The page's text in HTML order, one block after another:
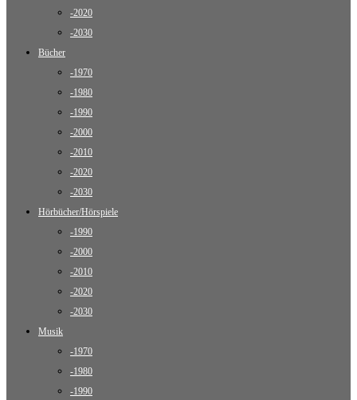
-2020
-2030
Bücher
-1970
-1980
-1990
-2000
-2010
-2020
-2030
Hörbücher/Hörspiele
-1990
-2000
-2010
-2020
-2030
Musik
-1970
-1980
-1990